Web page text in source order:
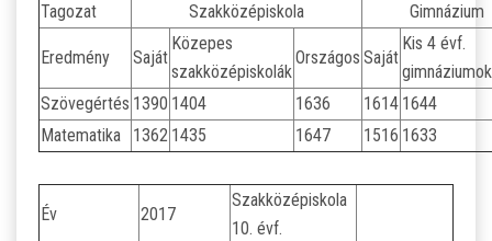
KÖZÉPFOKÚ OKTATÁS
SZAKMAI KÖZÉPFOKÚ OKTATÁS
FELNŐTTOKTATÁS: ESTI GIMNÁZIUM
INTÉZMÉNYI DOKUMENTUMOK
Tagozat
Szakközépiskola Gimnázium
Eredmény Saját
Közepes
szakközépiskolák
Országos Saját
Kis 4 évf.
gimnáziumok
Szövegértés 1390 1404 1636 1614 1644
Matematika
1362 1435 1647 1516 1633
Év 2017
Szakközépiskola
10. évf.